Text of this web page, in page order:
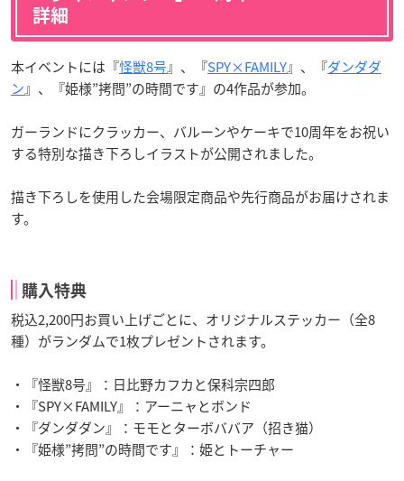
詳細
本イベントには『怪獣8号』、『SPY×FAMILY』、『ダンダダ
ン』、『姫様”拷問”の時間です』の4作品が参加。
ガーランドにクラッカー、バルーンやケーキで10周年をお祝い
する特別な描き下ろしイラストが公開されました。
描き下ろしを使用した会場限定商品や先行商品がお届けされま
す。
購入特典
税込2,200円お買い上げごとに、オリジナルステッカー（全8
種）がランダムで1枚プレゼントされます。
・『怪獣8号』：日比野カフカと保科宗四郎
・『SPY×FAMILY』：アーニャとボンド
・『ダンダダン』：モモとターボババア（招き猫）
・『姫様”拷問”の時間です』：姫とトーチャー